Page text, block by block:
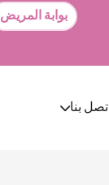
بوابة المريض
اتصل بنا